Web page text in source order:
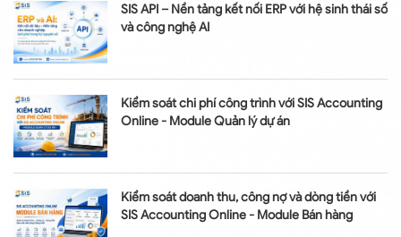
SIS API – Nền tảng kết nối ERP với hệ sinh thái số
và công nghệ AI
Kiểm soát chi phí công trình với SIS Accounting
Online - Module Quản lý dự án
Kiểm soát doanh thu, công nợ và dòng tiền với
SIS Accounting Online - Module Bán hàng